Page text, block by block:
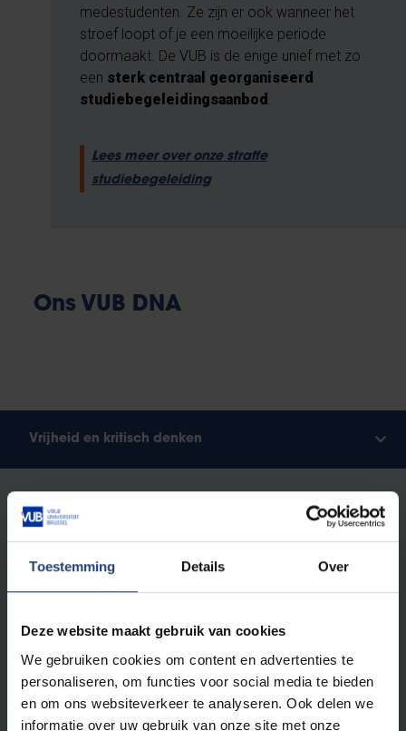
Toestemming Details Over
Deze website maakt gebruik van cookies
We gebruiken cookies om content en advertenties te
personaliseren, om functies voor social media te bieden
en om ons websiteverkeer te analyseren. Ook delen we
informatie over uw gebruik van onze site met onze
medestudenten. Ze zijn er ook wanneer het
stroef loopt of je een moeilijke periode
doormaakt. De VUB is de enige unief met zo
een sterk centraal georganiseerd
studiebegeleidingsaanbod
Lees meer over onze straffe
studiebegeleiding
Ons VUB DNA
Vrijheid en kritisch denken
fundamenteel. En dan vooral,
vrijheid van denken:
het recht om als mens en wetenschap alles
kritisch in vraag te stellen. Zonder vooroordelen of
vooraf bepaalde insteek.
Als vrije universiteit kennen we geen absolute
waarheden. We bestuderen de steeds veranderende
werkelijkheid volgens de principes van ‘vrij
onderzoek’: vrij van religie, ideologie en
levensbeschouwing, uitsluitend onderbouwd door